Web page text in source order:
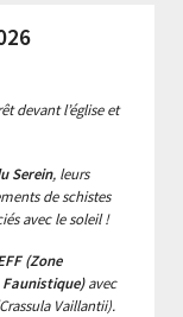
devant l’église et
Serein, leurs
de schistes
avec le soleil !
(Zone
avec
Vaillantii).